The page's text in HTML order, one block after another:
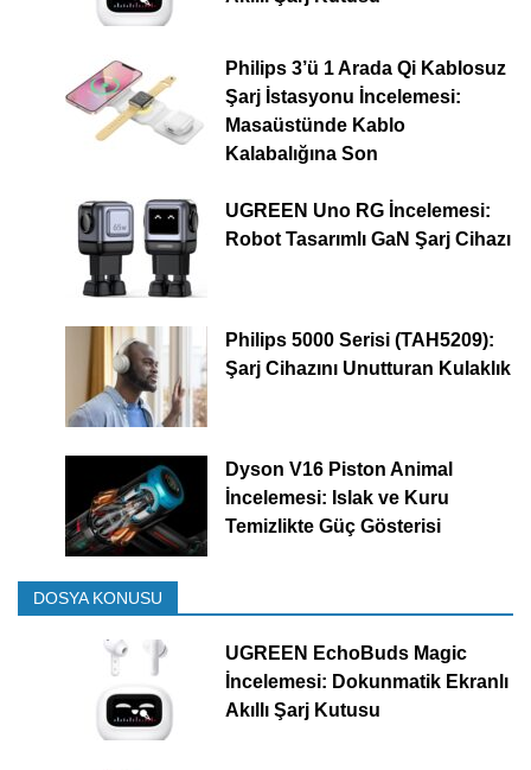
Philips 3’ü 1 Arada Qi Kablosuz
Şarj İstasyonu İncelemesi:
Masaüstünde Kablo
Kalabalığına Son
UGREEN Uno RG İncelemesi:
Robot Tasarımlı GaN Şarj Cihazı
Philips 5000 Serisi (TAH5209):
Şarj Cihazını Unutturan Kulaklık
Dyson V16 Piston Animal
İncelemesi: Islak ve Kuru
Temizlikte Güç Gösterisi
DOSYA KONUSU
UGREEN EchoBuds Magic
İncelemesi: Dokunmatik Ekranlı
Akıllı Şarj Kutusu